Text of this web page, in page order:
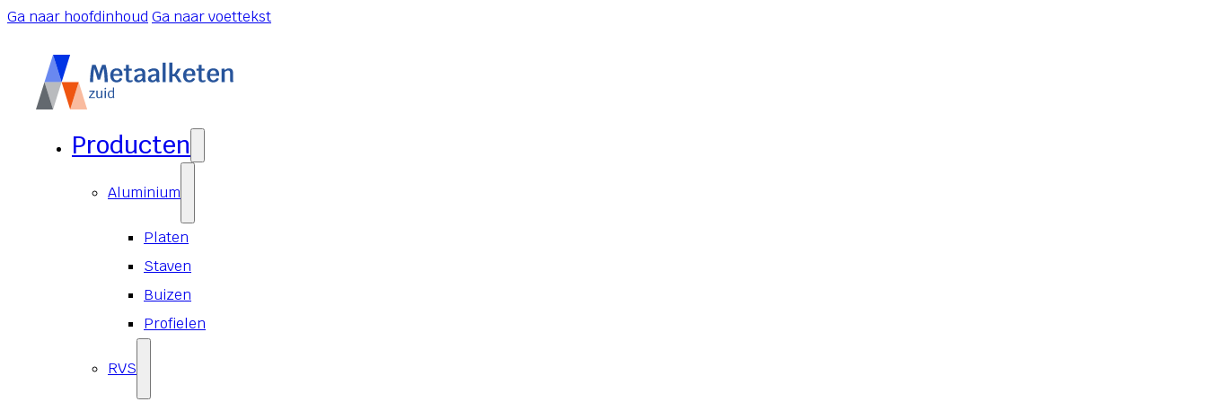
Ga naar hoofdinhoudGa naar voettekst
Producten
Aluminium
Platen
Staven
Buizen
Profielen
RVS